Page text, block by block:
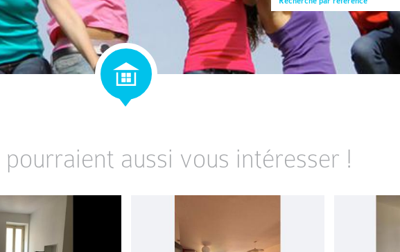
pourraient aussi vous intéresser !